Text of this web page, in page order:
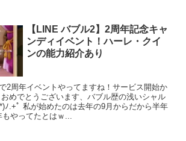
【LINE バブル2】2周年記念キャ
ンディイベント！ハーレ・クイ
ンの能力紹介あり
2周年イベントやってますね！サービス開始か
めでとうございます、バブル歴の浅いシャル
ﾉ.+ﾟ 私が始めたのは去年の9月からだから半年
やってたとはｗ...